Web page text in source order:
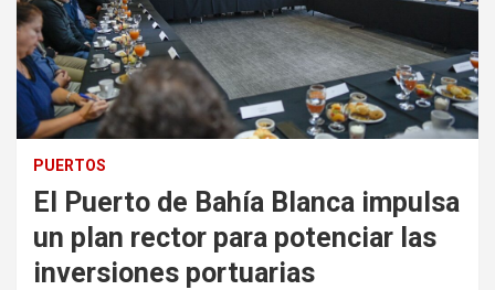
PUERTOS
El Puerto de Bahía Blanca impulsa
un plan rector para potenciar las
inversiones portuarias